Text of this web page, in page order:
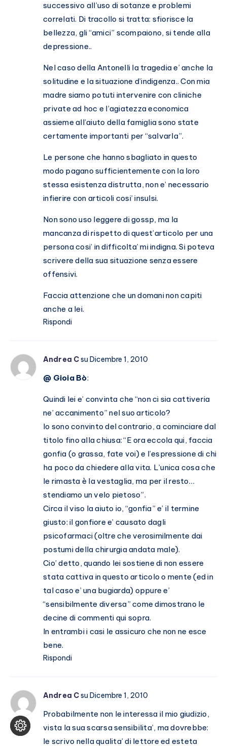
successivo all’uso di sotanze e problemi
correlati. Di tracollo si tratta: sfiorisce la
bellezza, gli “amici” scompaiono, si tende alla
depressione..
Nel caso della Antonelli la tragedia e’ anche la
solitudine e la situazione d’indigenza.. Con mia
madre siamo potuti intervenire con cliniche
private ad hoc e l’agiatezza economica
assieme all’aiuto della famiglia sono state
certamente importanti per “salvarla”.
Le persone che hanno sbagliato in questo
modo pagano sufficientemente con la loro
stessa esistenza distrutta, non e’ necessario
infierire con articoli cosi’ insulsi.
Non sono uso leggere di gossp, ma la
mancanza di rispetto di quest’articolo per una
persona cosi’ in difficolta’ mi indigna. Si poteva
scrivere della sua situazione senza essere
offensivi.
Faccia attenzione che un domani non capiti
anche a lei.
Rispondi
Andrea Csu Dicembre 1, 2010
@ Gioia Bò:
Quindi lei e’ convinta che “non ci sia cattiveria
ne’ accanimento” nel suo articolo?
Io sono convinto del contrario, a cominciare dal
titolo fino alla chiusa: “E ora eccola qui, faccia
gonfia (o grassa, fate voi) e l’espressione di chi
ha poco da chiedere alla vita. L’unica cosa che
le rimasta è la vestaglia, ma per il resto…
stendiamo un velo pietoso”.
Circa il viso la aiuto io, “gonfia” e’ il termine
giusto: il gonfiore e’ causato dagli
psicofarmaci (oltre che verosimilmente dai
postumi della chirurgia andata male).
Cio’ detto, quando lei sostiene di non essere
stata cattiva in questo articolo o mente (ed in
tal caso e’ una bugiarda) oppure e’
“sensibilmente diversa” come dimostrano le
decine di commenti qui sopra.
In entrambi i casi le assicuro che non ne esce
bene.
Rispondi
Andrea Csu Dicembre 1, 2010
Probabilmente non le interessa il mio giudizio,
vista la sua scarsa sensibilita’, ma dovrebbe:
le scrivo nella qualita’ di lettore ed esteta